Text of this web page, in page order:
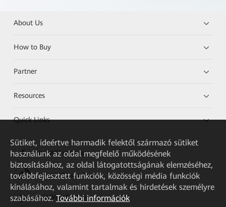
About Us
How to Buy
Partner
Resources
Quick Links
HUAWEI eKit App
Huawei HiKnow App
HUAWEI eFly App
Sütiket, ideértve harmadik felektől származó sütiket
használunk az oldal megfelelő működésének
biztosításához, az oldal látogatottságának elemzéséhez,
továbbfejlesztett funkciók, közösségi média funkciók
kínálásához, valamint tartalmak és hirdetések személyre
szabásához. További információk